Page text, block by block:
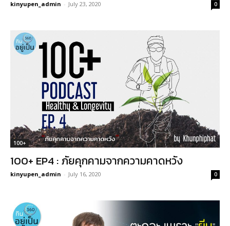
kinyupen_admin - July 23, 2020 0
100+
100+ EP4 : ภัยคุกคามจากความคาดหวัง
kinyupen_admin - July 16, 2020 0